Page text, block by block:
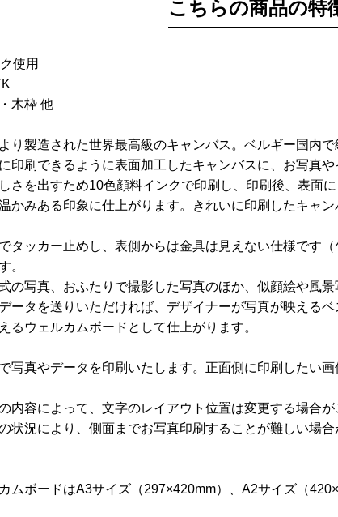
こちらの商品の特
使用
木枠 他
り製造された世界最高級のキャンバス。ベルギー国内
印刷できるように表面加工したキャンバスに、お写真や
さを出すため10色顔料インクで印刷し、印刷後、表面
かみある印象に仕上がります。きれいに印刷したキャ
タッカー止めし、表側からは金具は見えない仕様です
。
の写真、おふたりで撮影した写真のほか、似顔絵や風
ータを送りいただければ、デザイナーが写真が映える
るウェルカムボードとして仕上がります。
写真やデータを印刷いたします。正面側に印刷したい
内容によって、文字のレイアウト位置は変更する場合が
状況により、側面までお写真印刷することが難しい場
ムボードはA3サイズ（297×420mm）、A2サイズ（